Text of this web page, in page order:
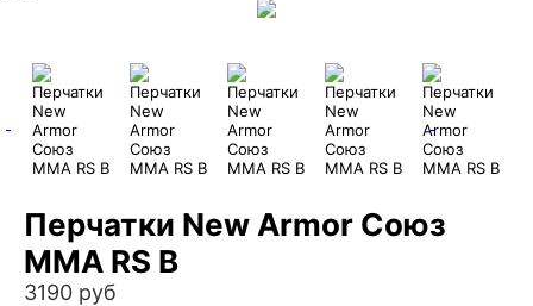
Перчатки New Armor Союз
ММА RS B
3190 руб